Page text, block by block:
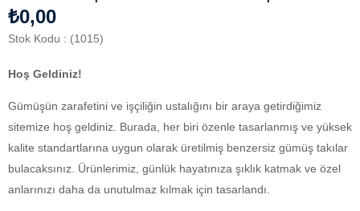
₺0,00
Stok Kodu (1015)
Hoş Geldiniz!
Gümüşün zarafetini ve işçiliğin ustalığını bir araya getirdiğimiz
sitemize hoş geldiniz. Burada, her biri özenle tasarlanmış ve yüksek
kalite standartlarına uygun olarak üretilmiş benzersiz gümüş takılar
bulacaksınız. Ürünlerimiz, günlük hayatınıza şıklık katmak ve özel
anlarınızı daha da unutulmaz kılmak için tasarlandı.